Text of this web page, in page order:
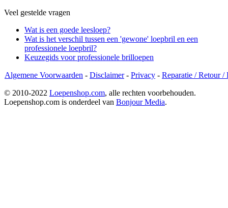
Veel gestelde vragen
Wat is een goede leesloep?
Wat is het verschil tussen een 'gewone' loepbril en een
professionele loepbril?
Keuzegids voor professionele brilloepen
Algemene Voorwaarden - Disclaimer- Privacy - Reparatie / Retour /
© 2010-2022 Loepenshop.com, alle rechten voorbehouden.
Loepenshop.com is onderdeel van Bonjour Media.